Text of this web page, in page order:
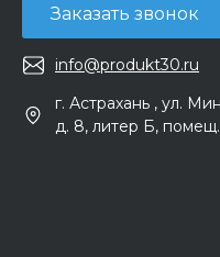
Заказать звонок
info@produkt30.ru
г. Астрахань , ул.
д. 8, литер Б,